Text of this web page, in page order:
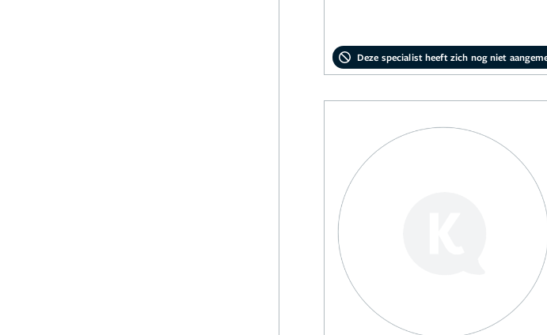
Deze specialist heeft zich nog niet